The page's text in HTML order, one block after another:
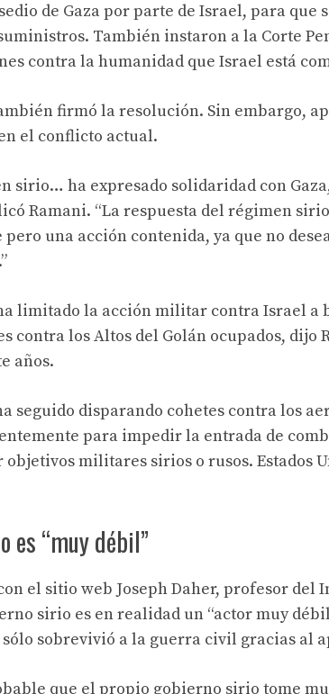
de Gaza por parte de Israel, para
También instaron a la Corte
contra la humanidad que Israel está
firmó la resolución. Sin embargo,
el conflicto actual.
sirio… ha expresado solidaridad con
Ramani. “La respuesta del régimen
una acción contenida, ya que no
limitado la acción militar contra Israel a
contra los Altos del Golán ocupados, dijo
años.
seguido disparando cohetes contra los
para impedir la entrada de
militares sirios o rusos. Estados
es “muy débil”
el sitio web Joseph Daher, profesor
sirio es en realidad un “actor muy
sólo sobrevivió a la guerra civil gracias al
que el propio gobierno sirio tome